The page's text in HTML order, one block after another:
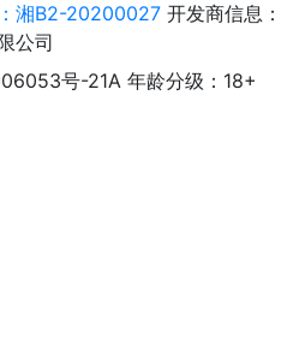
湘B2-20200027 开发商信息：
公司
号-21A 年龄分级：18+